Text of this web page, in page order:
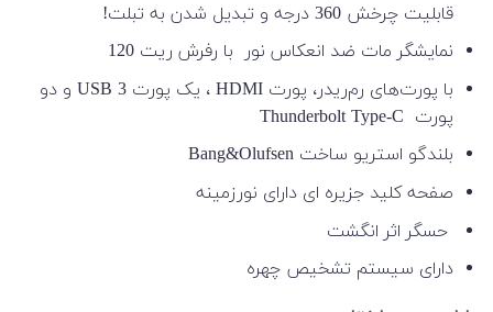
قابلیت چرخش 360 درجه و تبدیل شدن به تبلت!
نمایشگر مات ضد انعکاس نور با رفرش ریت 120
با پورت‌های رم‌ریدر، پورت HDMI ، یک پورت USB 3 و دو
پورت Thunderbolt Type-C
بلندگو استریو ساخت Bang&Olufsen
صفحه کلید جزیره ای دارای نورزمینه
حسگر اثر انگشت
دارای سیستم تشخیص چهره